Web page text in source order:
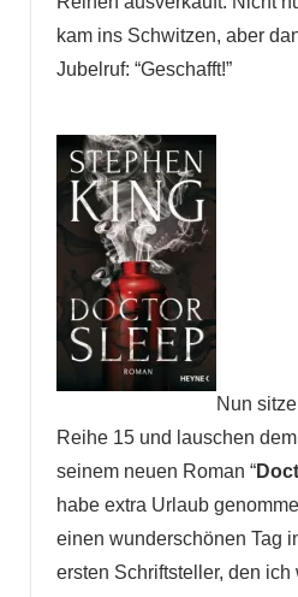
kam ins Schwitzen, aber
Jubelruf: “Geschafft!”
Nun
Reihe 15 und lauschen
seinem neuen Roman “
habe extra Urlaub
einen wunderschönen Tag
ersten Schriftsteller, den